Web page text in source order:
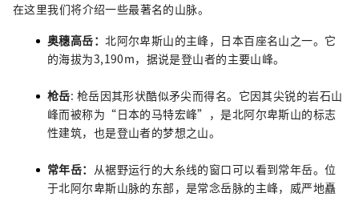
在这里我们将介绍一些最著名的山脉。
奥穗高岳：北阿尔卑斯山的主峰，日本百座名山之一。它
的海拔为3,190m，据说是登山者的主要山峰。
枪岳: 枪岳因其形状酷似矛尖而得名。它因其尖锐的岩石山
峰而被称为“日本的马特宏峰”，是北阿尔卑斯山的标志
性建筑，也是登山者的梦想之山。
常年岳： 从裾野运行的大糸线的窗口可以看到常年岳。位
于北阿尔卑斯山脉的东部，是常念岳脉的主峰，威严地矗